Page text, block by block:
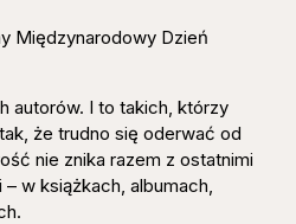
Międzynarodowy Dzień
autorów. I to takich, którzy
że trudno się oderwać od
nie znika razem z ostatnimi
w książkach, albumach,